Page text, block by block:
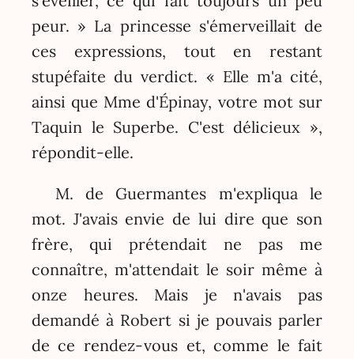
peur. » La princesse s'émerveillait de
ces expressions, tout en restant
stupéfaite du verdict. « Elle m'a cité,
ainsi que Mme d'Épinay, votre mot sur
Taquin le Superbe. C'est délicieux »,
répondit-elle.
M. de Guermantes m'expliqua le
mot. J'avais envie de lui dire que son
frère, qui prétendait ne pas me
connaître, m'attendait le soir même à
onze heures. Mais je n'avais pas
demandé à Robert si je pouvais parler
de ce rendez-vous et, comme le fait